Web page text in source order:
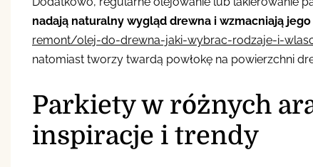
nadają naturalny wygląd drewna i wzmacniają
remont/olej-do-drewna-jaki-wybrac-rodzaje-i-
natomiast tworzy twardą powłokę na powierzchni
Parkiety w różnych
inspiracje i trendy